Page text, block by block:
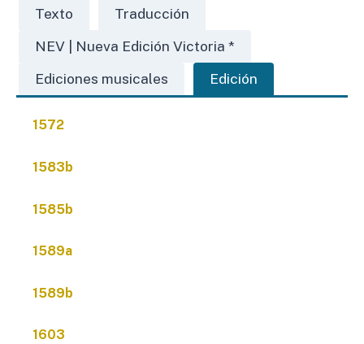
Texto
Traducción
NEV | Nueva Edición Victoria *
Ediciones musicales
Edición
1572
1583b
1585b
1589a
1589b
1603